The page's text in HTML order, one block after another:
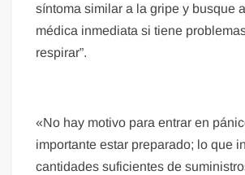
síntoma similar a la gripe y busque
médica inmediata si tiene
respirar”.
«No hay motivo para entrar en
importante estar preparado; lo que
cantidades suficientes de